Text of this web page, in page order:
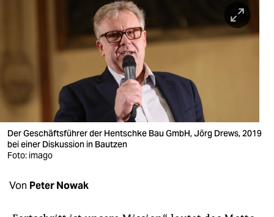
wahrheit
verlag
verlag
veranstaltungen
Der Geschäftsführer der Hentschke Bau GmbH, Jörg Drews, 2019
bei einer Diskussion in Bautzen
Foto: imago
Von Peter Nowak